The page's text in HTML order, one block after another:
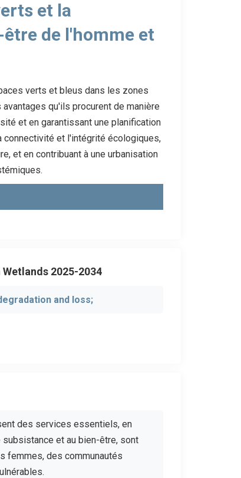
et la
de l'homme et
verts et bleus dans les zones
qu'ils procurent de manière
et en garantissant une planification
connectivité et l'intégrité écologiques,
et en contribuant à une urbanisation
2025-2034
and loss;
des services essentiels, en
subsistance et au bien-être, sont
femmes, des communautés